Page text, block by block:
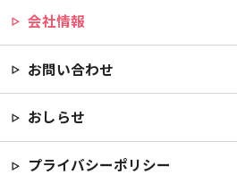
会社情報
お問い合わせ
おしらせ
プライバシーポリシー